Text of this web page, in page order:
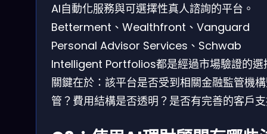
AI自動化服務與可選擇性真人諮詢的平台。
Betterment、Wealthfront、Vanguard
Personal Advisor Services、Schwab
Intelligent Portfolios都是經過市場驗證的選
關鍵在於：該平台是否受到相關金融監管機
管？費用結構是否透明？是否有完善的客戶